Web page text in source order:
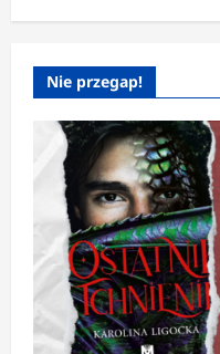
Nie przegap!